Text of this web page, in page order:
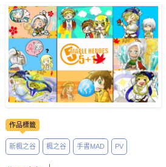
會員中心
註冊會員
登入
作品標籤
新楓之谷 楓之谷 手書MAD PV